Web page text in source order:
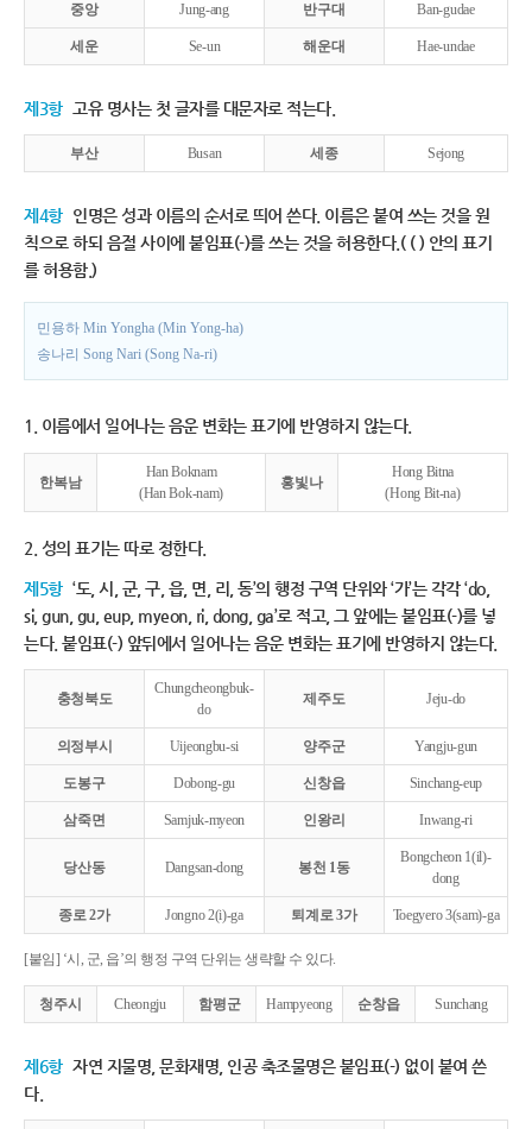
중앙 Jung-ang 반구대 Ban-gudae
세운 Se-un 해운대 Hae-undae
제3항 고유 명사는 첫 글자를 대문자로 적는다.
부산 Busan 세종 Sejong
제4항 인명은 성과 이름의 순서로 띄어 쓴다. 이름은 붙여 쓰는 것을 원
칙으로 하되 음절 사이에 붙임표(-)를 쓰는 것을 허용한다.( ( ) 안의 표기
를 허용함.)
민용하 Min Yongha (Min Yong-ha)
송나리 Song Nari (Song Na-ri)
1. 이름에서 일어나는 음운 변화는 표기에 반영하지 않는다.
한복남
Han Boknam
(Han Bok-nam)
홍빛나
Hong Bitna
(Hong Bit-na)
2. 성의 표기는 따로 정한다.
제5항 ‘도, 시, 군, 구, 읍, 면, 리, 동’의 행정 구역 단위와 ‘가’는 각각 ‘do,
si, gun, gu, eup, myeon, ri, dong, ga’로 적고, 그 앞에는 붙임표(-)를 넣
는다. 붙임표(-) 앞뒤에서 일어나는 음운 변화는 표기에 반영하지 않는다.
충청북도
Chungcheongbuk-
do
제주도 Jeju-do
의정부시 Uijeongbu-si 양주군 Yangju-gun
도봉구 Dobong-gu 신창읍 Sinchang-eup
삼죽면 Samjuk-myeon 인왕리 Inwang-ri
당산동 Dangsan-dong 봉천 1동
Bongcheon 1(il)-
dong
종로 2가 Jongno 2(i)-ga 퇴계로 3가 Toegyero 3(sam)-ga
[붙임] ‘시, 군, 읍’의 행정 구역 단위는 생략할 수 있다.
청주시 Cheongju 함평군 Hampyeong 순창읍 Sunchang
제6항 자연 지물명, 문화재명, 인공 축조물명은 붙임표(-) 없이 붙여 쓴
다.